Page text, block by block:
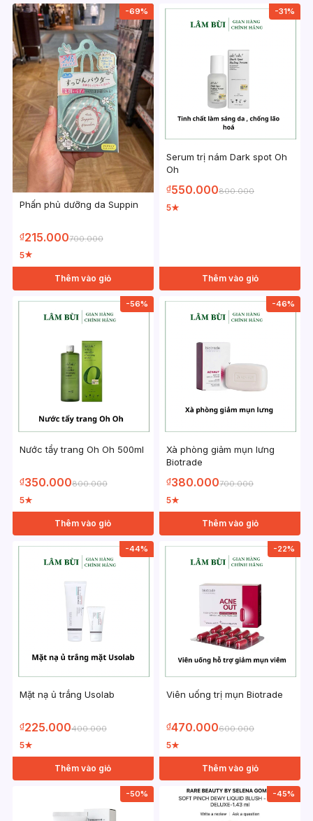
-69%
Phấn phủ dưỡng da Suppin
₫215.000700.000
5★
Thêm vào giỏ
-31%
Serum trị nám Dark spot Oh
Oh
₫550.000800.000
5★
Thêm vào giỏ
-56%
Nước tẩy trang Oh Oh 500ml
₫350.000800.000
5★
Thêm vào giỏ
-46%
Xà phòng giảm mụn lưng
Biotrade
₫380.000700.000
5★
Thêm vào giỏ
-44%
Mặt nạ ủ trắng Usolab
₫225.000400.000
5★
Thêm vào giỏ
-22%
Viên uống trị mụn Biotrade
₫470.000600.000
5★
Thêm vào giỏ
-50% -45%